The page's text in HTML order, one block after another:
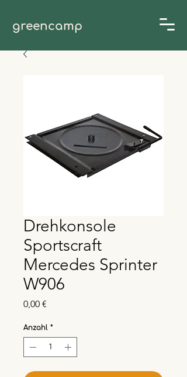
greencamp
Drehkonsole
Sportscraft
Mercedes Sprinter
W906
0,00 €
Anzahl *